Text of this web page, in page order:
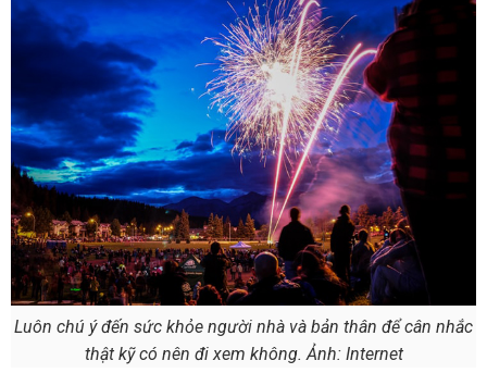
Luôn chú ý đến sức khỏe người nhà và bản thân để cân nhắc
thật kỹ có nên đi xem không. Ảnh: Internet